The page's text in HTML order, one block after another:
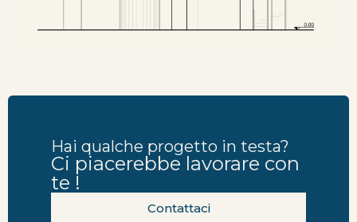
Hai qualche progetto in testa?
Ci piacerebbe lavorare con
te !
Contattaci